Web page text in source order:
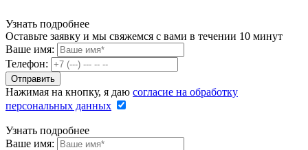
Узнать подробнее
Оставьте заявку и мы свяжемся с вами в течении 10 минут
Ваше имя:
Телефон:
Нажимая на кнопку, я даю согласие на обработку
персональных данных
Узнать подробнее
Ваше имя: